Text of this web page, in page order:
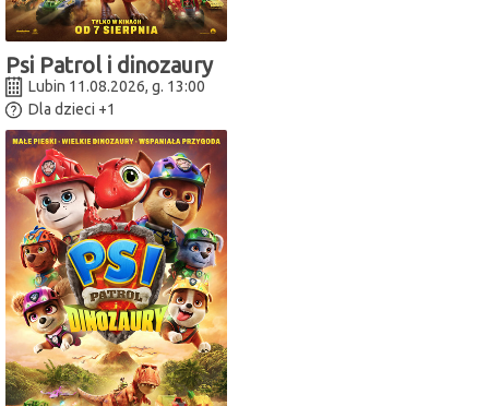
Psi Patrol i dinozaury
Lubin 11.08.2026, g. 13:00
Dla dzieci +1